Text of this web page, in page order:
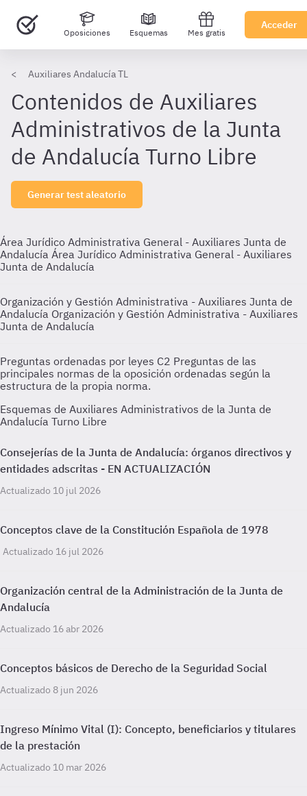
Oposiciones Esquemas Mes gratis
Acceder
Auxiliares Andalucía TL
Contenidos de Auxiliares
Administrativos de la Junta
de Andalucía Turno Libre
Generar test aleatorio
Área Jurídico Administrativa General - Auxiliares Junta de
Andalucía Área Jurídico Administrativa General - Auxiliares
Junta de Andalucía
Organización y Gestión Administrativa - Auxiliares Junta de
Andalucía Organización y Gestión Administrativa - Auxiliares
Junta de Andalucía
Preguntas ordenadas por leyes C2 Preguntas de las
principales normas de la oposición ordenadas según la
estructura de la propia norma.
Esquemas de Auxiliares Administrativos de la Junta de
Andalucía Turno Libre
Consejerías de la Junta de Andalucía: órganos directivos y
entidades adscritas - EN ACTUALIZACIÓN
Actualizado 10 jul 2026
Conceptos clave de la Constitución Española de 1978
Actualizado 16 jul 2026
Organización central de la Administración de la Junta de
Andalucía
Actualizado 16 abr 2026
Conceptos básicos de Derecho de la Seguridad Social
Actualizado 8 jun 2026
Ingreso Mínimo Vital (I): Concepto, beneficiarios y titulares
de la prestación
Actualizado 10 mar 2026